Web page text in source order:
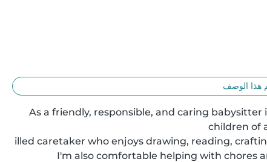
هذا الوصف
As a friendly, responsible, and caring
illed caretaker who enjoys drawing, reading,
I'm also comfortable helping with chores